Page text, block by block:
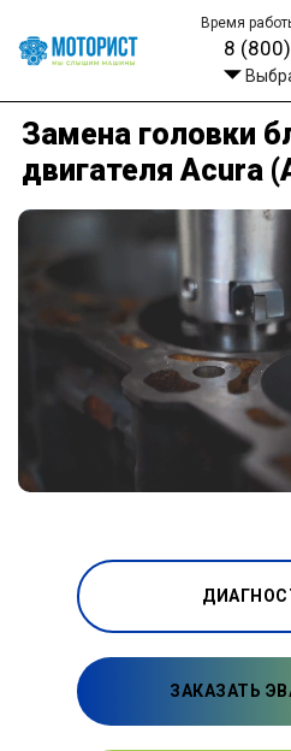
Время
8
Замена головки
двигателя Acura
ЗАКАЗАТЬ